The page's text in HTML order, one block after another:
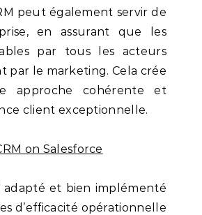
peut également servir de
en assurant que les
par tous les acteurs
par le marketing. Cela crée
approche cohérente et
client exceptionnelle.
on Salesforce
adapté et bien implémenté
d’efficacité opérationnelle